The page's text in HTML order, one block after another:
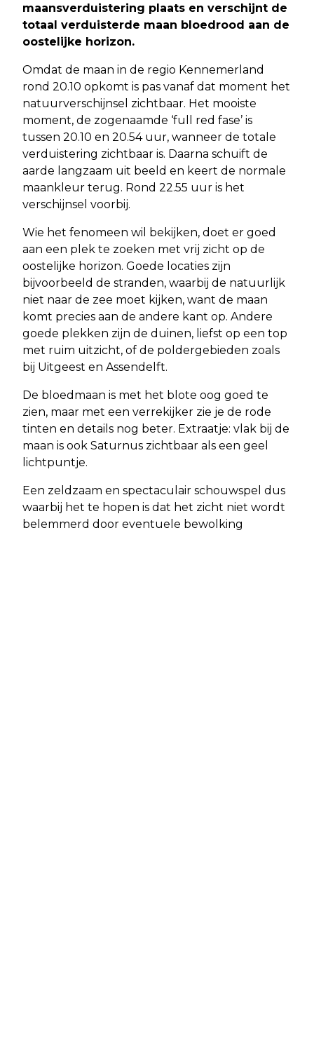
maansverduistering plaats en verschijnt de
totaal verduisterde maan bloedrood aan de
oostelijke horizon.
Omdat de maan in de regio Kennemerland
rond 20.10 opkomt is pas vanaf dat moment het
natuurverschijnsel zichtbaar. Het mooiste
moment, de zogenaamde ‘full red fase’ is
tussen 20.10 en 20.54 uur, wanneer de totale
verduistering zichtbaar is. Daarna schuift de
aarde langzaam uit beeld en keert de normale
maankleur terug. Rond 22.55 uur is het
verschijnsel voorbij.
Wie het fenomeen wil bekijken, doet er goed
aan een plek te zoeken met vrij zicht op de
oostelijke horizon. Goede locaties zijn
bijvoorbeeld de stranden, waarbij de natuurlijk
niet naar de zee moet kijken, want de maan
komt precies aan de andere kant op. Andere
goede plekken zijn de duinen, liefst op een top
met ruim uitzicht, of de poldergebieden zoals
bij Uitgeest en Assendelft.
De bloedmaan is met het blote oog goed te
zien, maar met een verrekijker zie je de rode
tinten en details nog beter. Extraatje: vlak bij de
maan is ook Saturnus zichtbaar als een geel
lichtpuntje.
Een zeldzaam en spectaculair schouwspel dus
waarbij het te hopen is dat het zicht niet wordt
belemmerd door eventuele bewolking